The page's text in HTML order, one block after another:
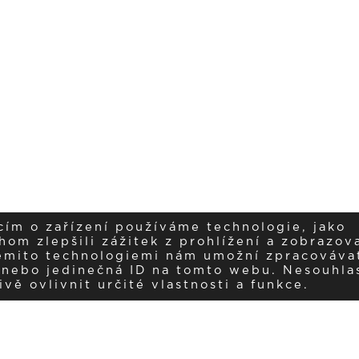
nás na
o zařízení používáme technologie, jako
zlepšili zážitek z prohlížení a
technologiemi nám umožní
jedinečná ID na tomto webu.
ovlivnit určité vlastnosti a funkce.